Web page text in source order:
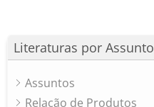
Literaturas por Assunto
Assuntos
Relação de Produtos